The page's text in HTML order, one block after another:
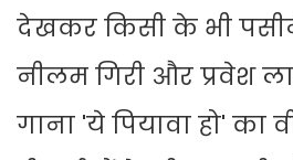
देखकर किसी के भी
नीलम गिरी और प्रवेश
गाना 'ये पियावा हो' का